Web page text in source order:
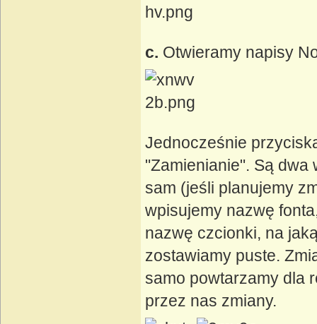
c. Otwieramy napisy
Jednocześnie
"Zamienianie". Są
sam (jeśli planujemy
wpisujemy nazwę
nazwę czcionki, na
zostawiamy puste.
samo powtarzamy dla
przez nas zmiany.